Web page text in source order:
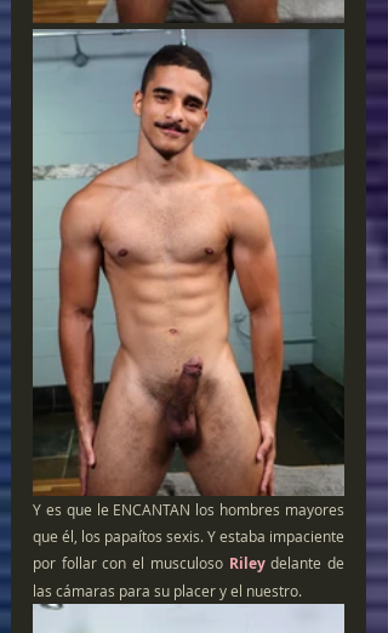
Y es que le ENCANTAN los hombres mayores
que él, los papaítos sexis. Y estaba impaciente
por follar con el musculoso Riley delante de
las cámaras para su placer y el nuestro.